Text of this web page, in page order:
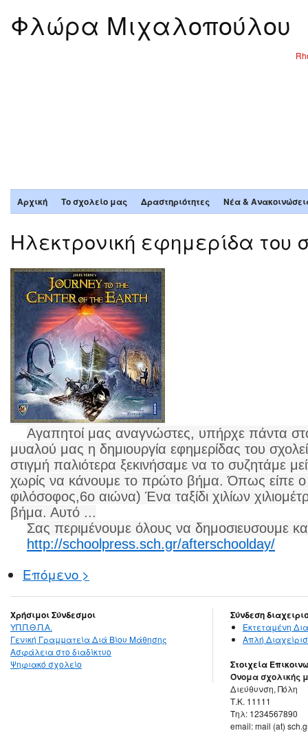
Φλώρα Μιχαλοπούλου
Αρχική Το σχολείο μας Δραστηριότητες Νέα &
Ηλεκτρονική εφημερίδα του
Αγαπητοί μας αναγνώστες, υπήρχε πάντα
μυαλού μας η δημιουργία εφημερίδας του
στιγμή παλιότερα ξεκινήσαμε να το συζητάμε
χωρίς να κάνουμε το πρώτο βήμα. Όπως είπε ο
φιλόσοφος,6ο αιώνα) Ένα ταξίδι χιλίων
βήμα. Αυτό ...
Σας περιμένουμε όλους να δημοσιευσουμε
http://schoolpress.sch.gr/afterschoolday/
Επόμενο >
Χρήσιμοι Σύνδεσμοι
ΥΠ.Π.Θ.Π.Α.
Γενική Γραμματεία Διά Βίου Μάθησης
Ασφάλεια στο διαδίκτυο
Ψηφιακό σχολείο
Σύνδεση
Εκτεταμένη
Απλή
Στοιχεία
Όνομα σχολικής
Διεύθυνση, Πόλη
Τ.Κ. 11111
Τηλ: 1234567890
email: mail (at)